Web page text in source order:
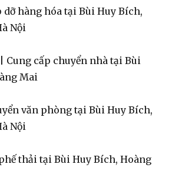
dỡ hàng hóa tại Bùi Huy Bích,
Nội
| Cung cấp chuyển nhà tại Bùi
Mai
văn phòng tại Bùi Huy Bích,
Nội
thải tại Bùi Huy Bích, Hoàng